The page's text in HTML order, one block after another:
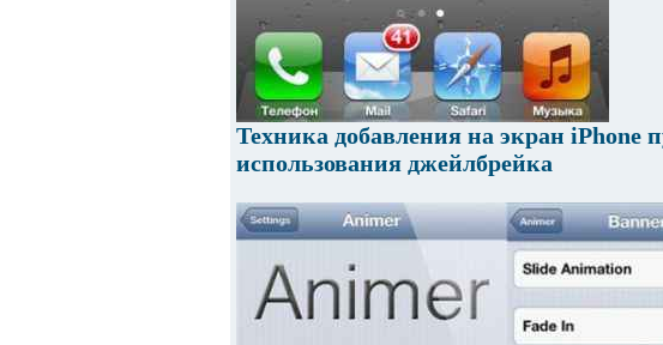
Техника добавления на экран iPhone
использования джейлбрейка